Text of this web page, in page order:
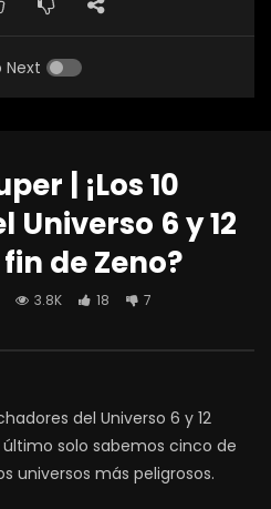
Next
| ¡Los 10
6 y 12
de Zeno?
3.8K 18 7
del Universo 6 y 12
solo sabemos cinco de
universos más peligrosos.